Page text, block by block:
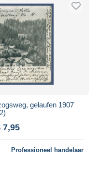
gelaufen 1907
7,95
Professioneel handelaar